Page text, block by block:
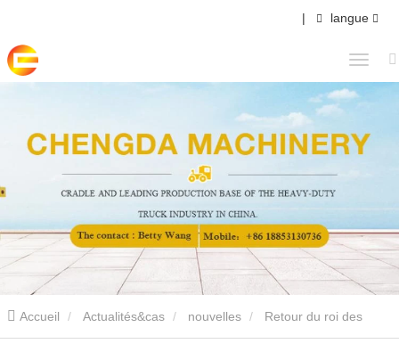
| langue
Accueil Actualités&cas nouvelles